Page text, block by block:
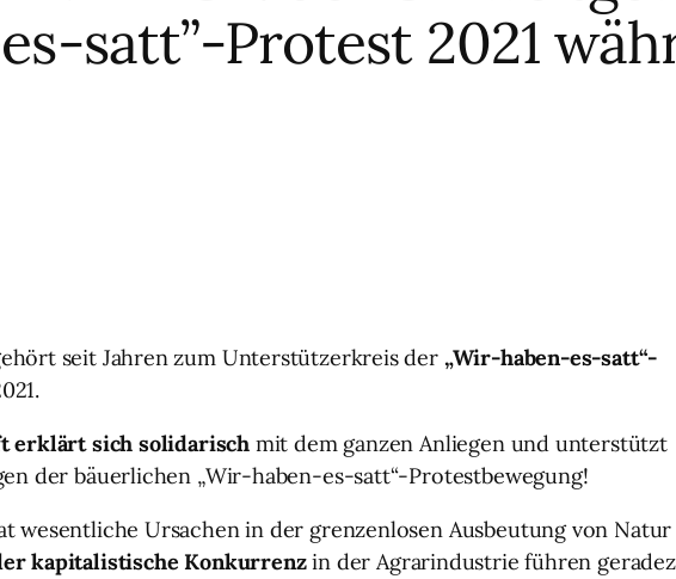
satt”-Protest 2021
seit Jahren zum Unterstützerkreis der„Wir-haben-es-satt“-
erklärt sich solidarisch mit dem ganzen Anliegen und unterstützt
der bäuerlichen „Wir-haben-es-satt“-Protestbewegung!
wesentliche Ursachen in der grenzenlosen Ausbeutung von Natur
kapitalistische Konkurrenzin der Agrarindustrie führen